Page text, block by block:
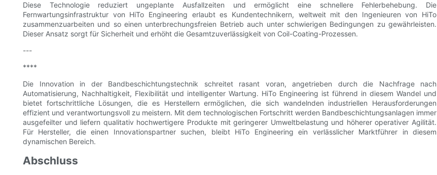
Diese Technologie reduziert ungeplante Ausfallzeiten und ermöglicht eine schnellere Fehlerbehebung. Die
Fernwartungsinfrastruktur von HiTo Engineering erlaubt es Kundentechnikern, weltweit mit den Ingenieuren von HiTo
zusammenzuarbeiten und so einen unterbrechungsfreien Betrieb auch unter schwierigen Bedingungen zu gewährleisten.
Dieser Ansatz sorgt für Sicherheit und erhöht die Gesamtzuverlässigkeit von Coil-Coating-Prozessen.
---
****
Die Innovation in der Bandbeschichtungstechnik schreitet rasant voran, angetrieben durch die Nachfrage nach
Automatisierung, Nachhaltigkeit, Flexibilität und intelligenter Wartung. HiTo Engineering ist führend in diesem Wandel und
bietet fortschrittliche Lösungen, die es Herstellern ermöglichen, die sich wandelnden industriellen Herausforderungen
effizient und verantwortungsvoll zu meistern. Mit dem technologischen Fortschritt werden Bandbeschichtungsanlagen immer
ausgefeilter und liefern qualitativ hochwertigere Produkte mit geringerer Umweltbelastung und höherer operativer Agilität.
Für Hersteller, die einen Innovationspartner suchen, bleibt HiTo Engineering ein verlässlicher Marktführer in diesem
dynamischen Bereich.
Abschluss